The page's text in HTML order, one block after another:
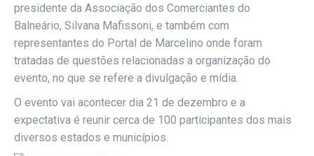
presidente da Associação dos Comerciantes do
Balneário, Silvana Mafissoni, e também com
representantes do Portal de Marcelino onde foram
tratadas de questões relacionadas a organização do
evento, no que se refere a divulgação e mídia.
O evento vai acontecer dia 21 de dezembro e a
expectativa é reunir cerca de 100 participantes dos mais
diversos estados e municípios.